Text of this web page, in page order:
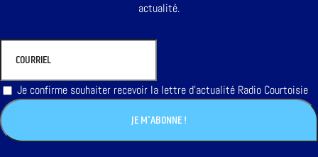
actualité.
Je confirme souhaiter recevoir la lettre d'actualité Radio Courtoisie